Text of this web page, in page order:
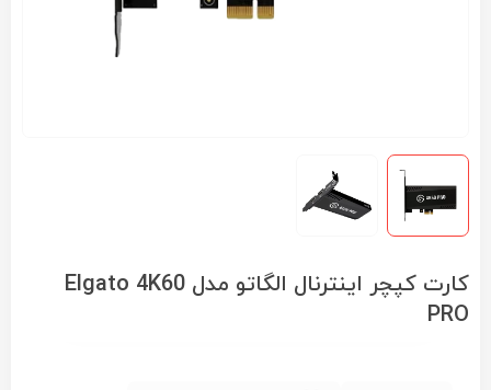
کارت کپچر اینترنال الگاتو مدل Elgato 4K60
PRO